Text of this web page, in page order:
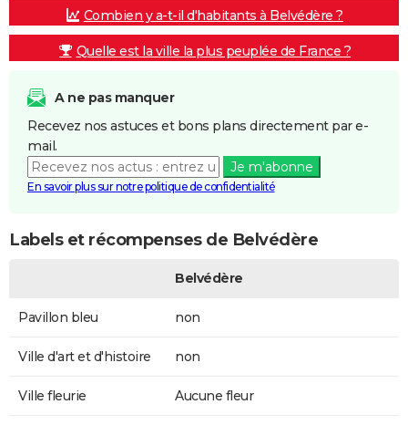
Combien y a-t-il d'habitants à Belvédère ?
Quelle est la ville la plus peuplée de France ?
A ne pas manquer
Recevez nos astuces et bons plans directement par e-
mail.
Je m'abonne
En savoir plus sur notre politique de confidentialité
Labels et récompenses de Belvédère
Belvédère
Pavillon bleu non
Ville d'art et d'histoire non
Ville fleurie Aucune fleur